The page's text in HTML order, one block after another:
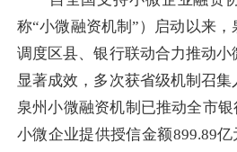
称“小微融资机制”）启动以来
调度区县、银行联动合力推动
显著成效，多次获省级机制召集
泉州小微融资机制已推动全市
小微企业提供授信金额899.89